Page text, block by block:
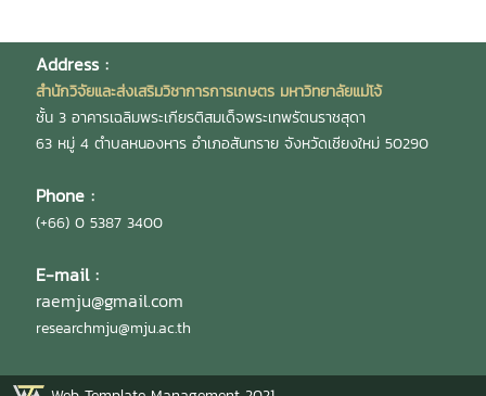
Address :
สำนักวิจัยและส่งเสริมวิชาการการเกษตร มหาวิทยาลัยแม่โจ้
ชั้น 3 อาคารเฉลิมพระเกียรติสมเด็จพระเทพรัตนราชสุดา
63 หมู่ 4 ตำบลหนองหาร อำเภอสันทราย จังหวัดเชียงใหม่ 50290
Phone :
(+66) 0 5387 3400
E-mail :
raemju@gmail.com
researchmju@mju.ac.th